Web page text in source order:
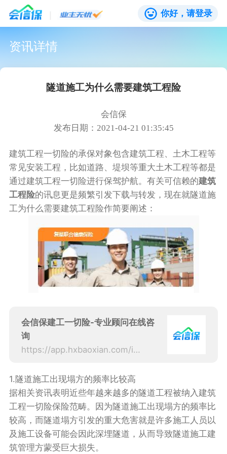
你好，请登录
资讯详情
隧道施工为什么需要建筑工程险
会信保
发布日期：2021-04-21 01:35:45
建筑工程一切险的承保对象包含建筑工程、土木工程等
常见安装工程，比如道路、堤坝等重大土木工程等都是
通过建筑工程一切险进行保驾护航。有关可信赖的建筑
工程险的讯息更是频繁引发下载与转发，现在就隧道施
工为什么需要建筑工程险作简要阐述：
会信保建工一切险-专业顾问在线咨
询
https://app.hxbaoxian.com/insurance?p=1&l=20&t=5&c=0&sourceType=web
1.隧道施工出现塌方的频率比较高
据相关资讯表明近些年越来越多的隧道工程被纳入建筑
工程一切险保险范畴。因为隧道施工出现塌方的频率比
较高，而隧道塌方引发的重大危害就是许多施工人员以
及施工设备可能会因此深埋隧道，从而导致隧道施工建
筑管理方蒙受巨大损失。